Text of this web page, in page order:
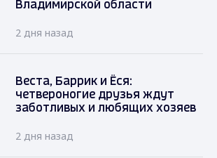
Владимирской области
2 дня назад
Веста, Баррик и Ёся:
четвероногие друзья ждут
заботливых и любящих хозяев
2 дня назад